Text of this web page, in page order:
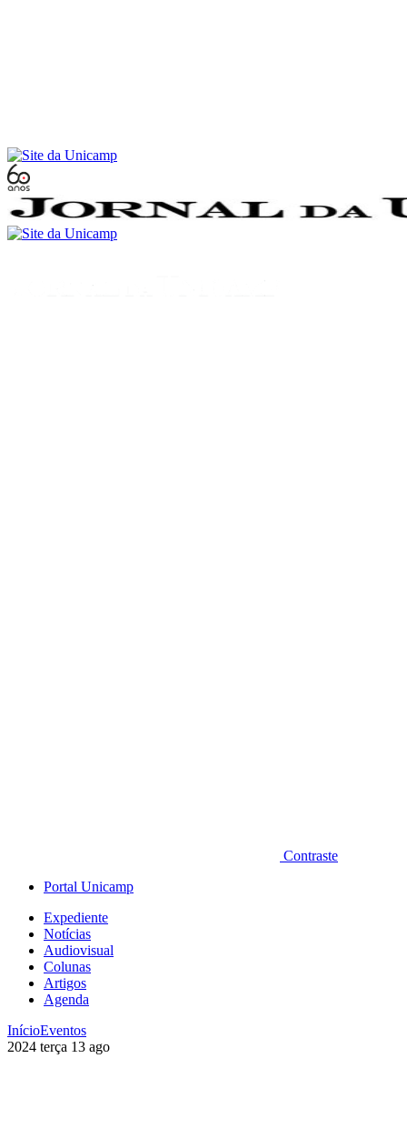
Contraste
Portal Unicamp
Expediente
Notícias
Audiovisual
Colunas
Artigos
Agenda
InícioEventos
2024 terça 13 ago